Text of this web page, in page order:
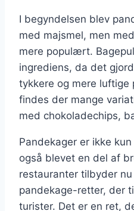
I begyndelsen blev
med majsmel, men
mere populært.
ingrediens, da det
tykkere og mere luftige
findes der mange
med chokoladechips,
Pandekager er ikke
også blevet en del af
restauranter tilbyder
pandekage-retter, der
turister. Det er en ret,